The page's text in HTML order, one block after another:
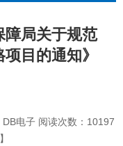
障局关于规范
目的通知》
DB电子 阅读次数： 10197
】